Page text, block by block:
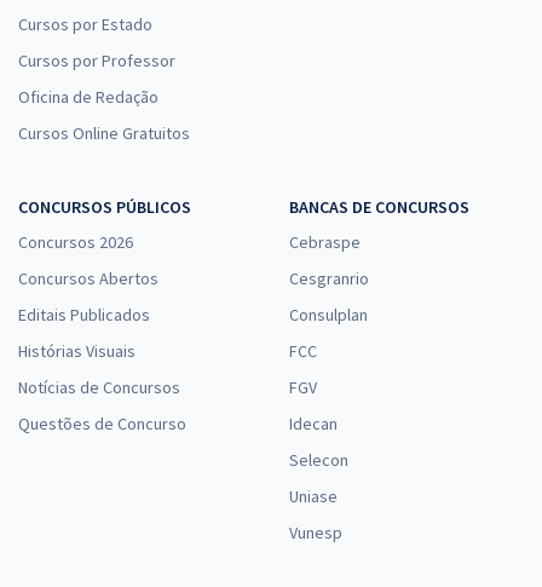
Cursos por Estado
Cursos por Professor
Oficina de Redação
Cursos Online Gratuitos
CONCURSOS PÚBLICOS
Concursos 2026
Concursos Abertos
Editais Publicados
Histórias Visuais
Notícias de Concursos
Questões de Concurso
BANCAS DE CONCURSOS
Cebraspe
Cesgranrio
Consulplan
FCC
FGV
Idecan
Selecon
Uniase
Vunesp